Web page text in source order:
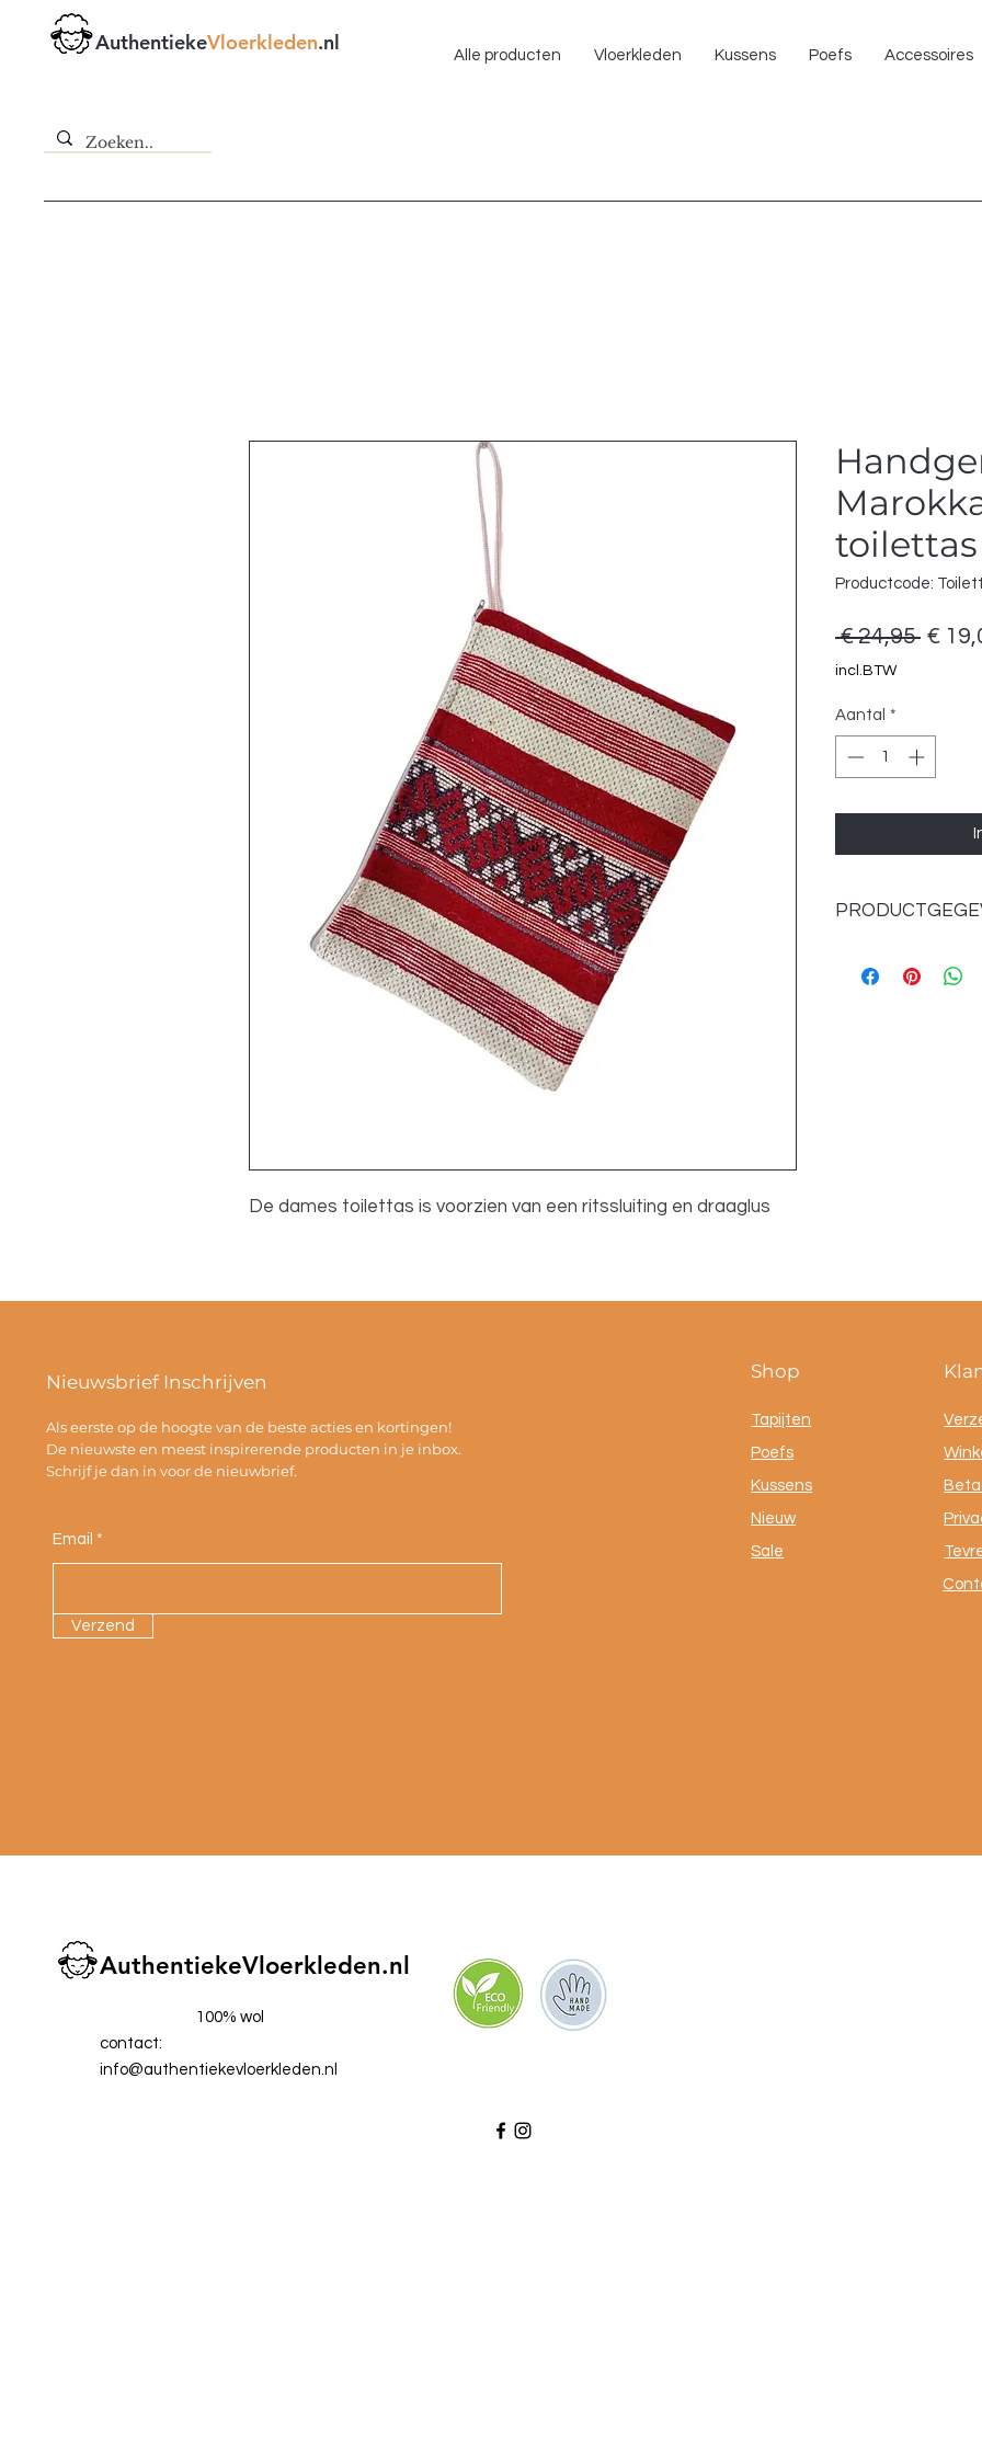
AuthentiekeVloerkleden.nl
Alle producten Vloerkleden Kussens Poefs Accessoires
De dames toilettas is voorzien van een ritssluiting en draaglus
toilettas
Productcode:
€ 24,95 €
incl.BTW
Aantal *
• Hoogte: 21 cm
Nieuwsbrief Inschrijven
Als eerste op de hoogte van de beste acties en kortingen!
De nieuwste en meest inspirerende producten in je inbox.
Schrijf je dan in voor de nieuwbrief.
Email
Verzend
Shop
Tapijten
Poefs
Kussens
Nieuw
Sale
AuthentiekeVloerkleden.nl
100% wol
contact:
info@authentiekevloerkleden.nl